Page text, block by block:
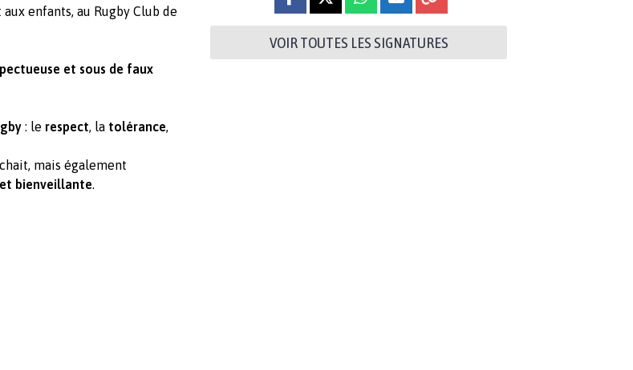
enfants, au Rugby Club de
et sous de faux
: le respect, la tolérance,
mais également
bienveillante.
VOIR TOUTES LES SIGNATURES